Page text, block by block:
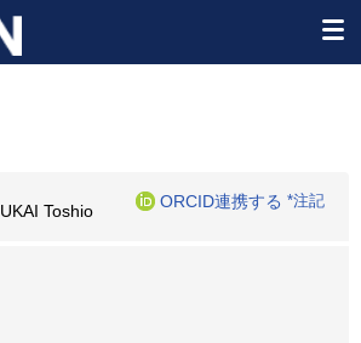
Toshio
ORCID連携する *注記